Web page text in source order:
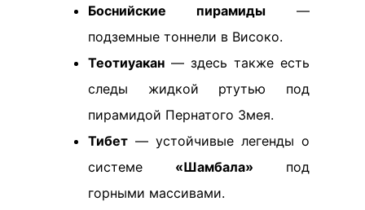
Боснийские пирамиды —
подземные тоннели в Високо.
Теотиуакан — здесь также есть
следы жидкой ртутью под
пирамидой Пернатого Змея.
Тибет — устойчивые легенды о
системе «Шамбала» под
горными массивами.